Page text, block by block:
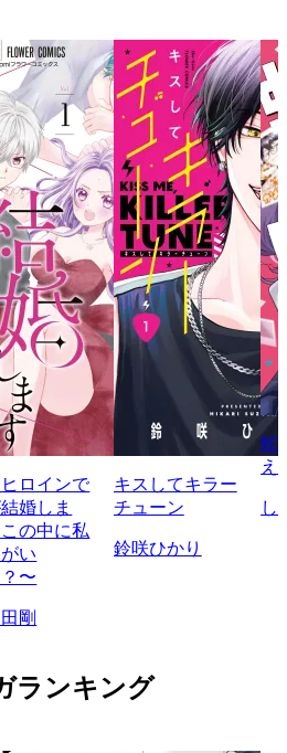
ロインで
婚しま
の中に私
い
〜
剛
キスしてキラー
チューン
鈴咲ひかり
蛇
え
し
ランキング